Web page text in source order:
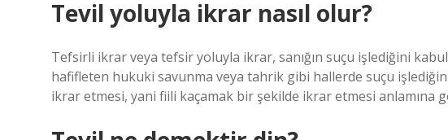
Tevil yoluyla ikrar nasıl olur?
Tefsirli ikrar veya tefsir yoluyla ikrar, sanığın suçu işlediğini
hafifleten hukuki savunma veya tahrik gibi hallerde suçu
ikrar etmesi, yani fiili kaçamak bir şekilde ikrar etmesi anlamına